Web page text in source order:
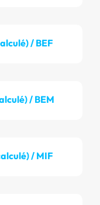
/ BEF
/ BEM
/ MIF